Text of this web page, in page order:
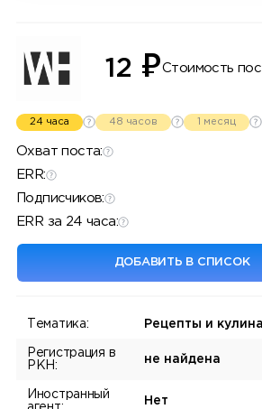
12 ₽Стоимость
24 часа 48 часов 1 месяц
Охват поста:
ERR:
Подписчиков:
ERR за 24 часа:
ДОБАВИТЬ В СПИСОК
Тематика: Рецепты и
Регистрация в
РКН:
не найдена
Иностранный
Нет